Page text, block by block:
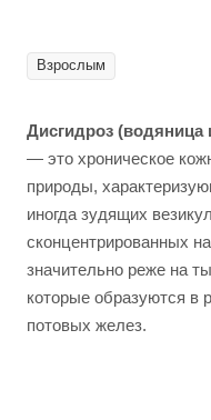
Взрослым
Дисгидроз (водяница
— это хроническое
природы,
иногда зудящих
сконцентрированных
значительно реже на
которые образуются в
потовых желез.